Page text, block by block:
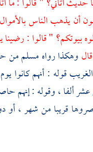
أن يذهب الناس
بيوتكم؟ " قالوا : رضينا
وهكذا رواهمسلممن
قوله : أنهم كانوا
عشر ألفا ، وقوله : إنهم
قريبا من شهر ، أو